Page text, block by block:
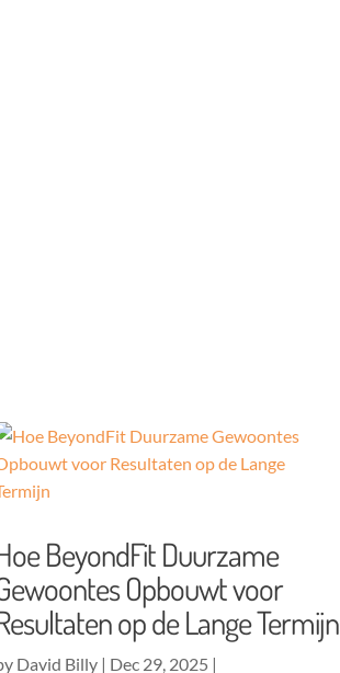
BeyondFit Duurzame
Opbouwt voor
op de Lange Termijn
David Billy| Dec 29, 2025 |